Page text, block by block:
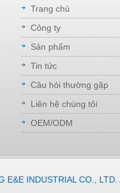
Trang chủ
Công ty
Sản phẩm
Tin tức
Câu hỏi thường gặp
Liên hệ chúng tôi
OEM/ODM
chúng tôi
của chúng tôi nằm tại New
Đài Loan. Mất 40 phút để
bay. Mất 40 phút để đến cảng
E&E INDUSTRIAL CO., LTD.